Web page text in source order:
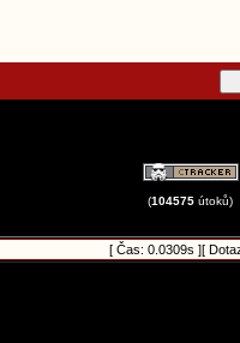
(104575 útoků)
[ Čas: 0.0309s ][